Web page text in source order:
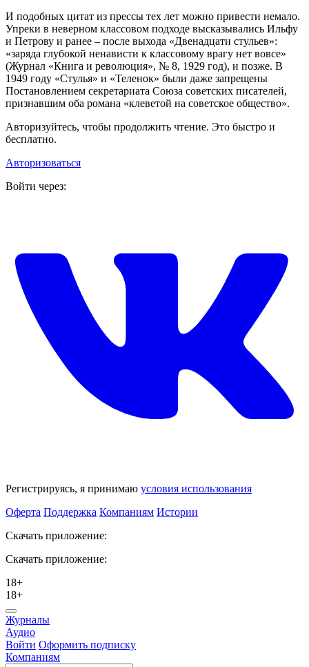
И подобных цитат из прессы тех лет можно привести немало.
Упреки в неверном классовом подходе высказывались Ильфу
и Петрову и ранее – после выхода «Двенадцати стульев»:
«заряда глубокой ненависти к классовому врагу нет вовсе»
(Журнал «Книга и революция», № 8, 1929 год), и позже. В
1949 году «Стулья» и «Теленок» были даже запрещены
Постановлением секретариата Союза советских писателей,
признавшим оба романа «клеветой на советское общество».
Авторизуйтесь, чтобы продолжить чтение. Это быстро и
бесплатно.
Авторизоваться
Войти через:
Регистрируясь, я принимаю условия использования
Оферта Поддержка Компаниям Истории
Скачать приложение:
Скачать приложение:
18+
18+
Журналы
Аудио
Войти Оформить подписку
Компаниям